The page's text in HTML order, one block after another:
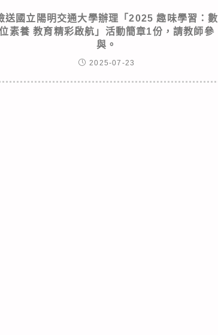
送國立陽明交通大學辦理「2025 趣味學習：數
素養 教育精彩啟航」活動簡章1份，請教師參
與。
2025-07-23